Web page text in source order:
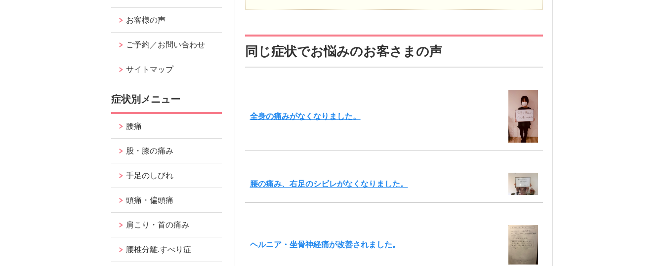
同じ症状でお悩みのお客さまの声
全身の痛みがなくなりました。
腰の痛み、右足のシビレがなくなりました。
ヘルニア・坐骨神経痛が改善されました。
お客様の声
ご予約／お問い合わせ
サイトマップ
症状別メニュー
腰痛
股・膝の痛み
手足のしびれ
頭痛・偏頭痛
肩こり・首の痛み
腰椎分離.すべり症